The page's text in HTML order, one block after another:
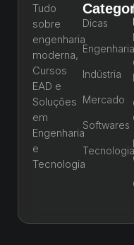
Tudo
sobre
engenharia
moderna,
Cursos
EAD e
Soluções
em
Engenharia
e
Tecnologia
Dicas
Engenharia
Indústria
Mercado
Softwares
Tecnologia